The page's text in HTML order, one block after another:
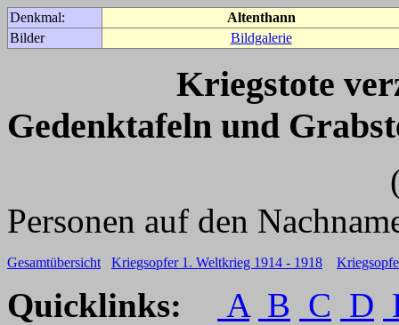
Denkmal:
Altenthann
Bilder
Bildgalerie
Kriegstote
Gedenktafeln und
(Für weitere
Personen auf den
Gesamtübersicht Kriegsopfer 1. Weltkrieg 1914 - 1918
Quicklinks: A B C D